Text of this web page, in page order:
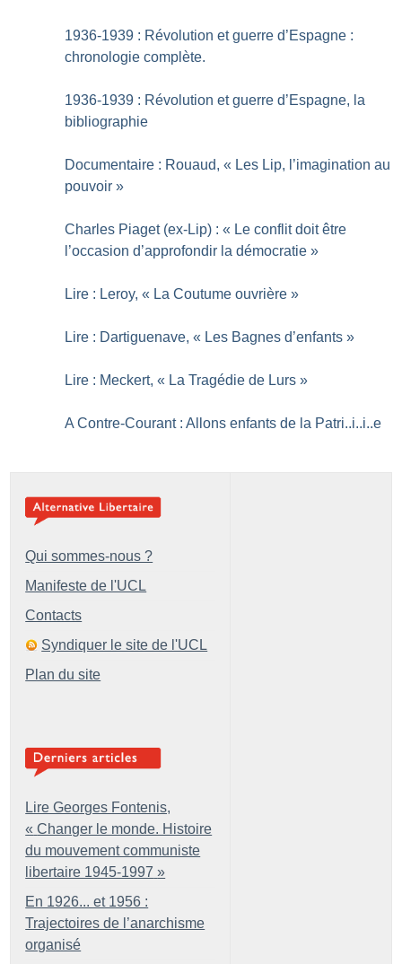
1936-1939 : Révolution et guerre d’Espagne :
chronologie complète.
1936-1939 : Révolution et guerre d’Espagne, la
bibliographie
Documentaire : Rouaud, « Les Lip, l’imagination au
pouvoir »
Charles Piaget (ex-Lip) : « Le conflit doit être
l’occasion d’approfondir la démocratie »
Lire : Leroy, « La Coutume ouvrière »
Lire : Dartiguenave, « Les Bagnes d’enfants »
Lire : Meckert, « La Tragédie de Lurs »
A Contre-Courant : Allons enfants de la Patri..i..i..e
Qui sommes-nous ?
Manifeste de l'UCL
Contacts
Syndiquer le site de l'UCL
Plan du site
Lire Georges Fontenis,
« Changer le monde. Histoire
du mouvement communiste
libertaire 1945-1997 »
En 1926... et 1956 :
Trajectoires de l’anarchisme
organisé